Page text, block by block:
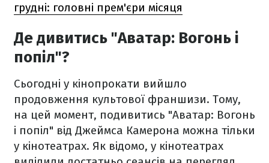
грудні: головні прем'єри місяця
Де дивитись "Аватар: Вогонь і
попіл"?
Сьогодні у кінопрокати вийшло
продовження культової франшизи. Тому,
на цей момент, подивитись "Аватар: Вогонь
і попіл" від Джеймса Камерона можна тільки
у кінотеатрах. Як відомо, у кінотеатрах